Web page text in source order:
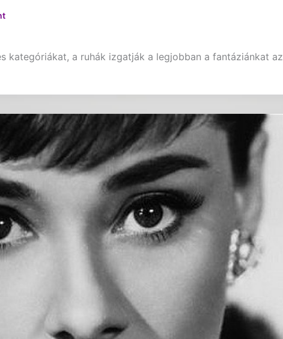
kategóriákat, a ruhák izgatják a legjobban a fantáziánkat az